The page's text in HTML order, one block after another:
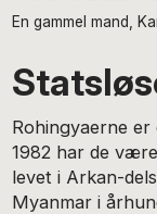
En gammel mand,
Rohingyaerne
1982 har de
levet i Arkan-
Myanmar i